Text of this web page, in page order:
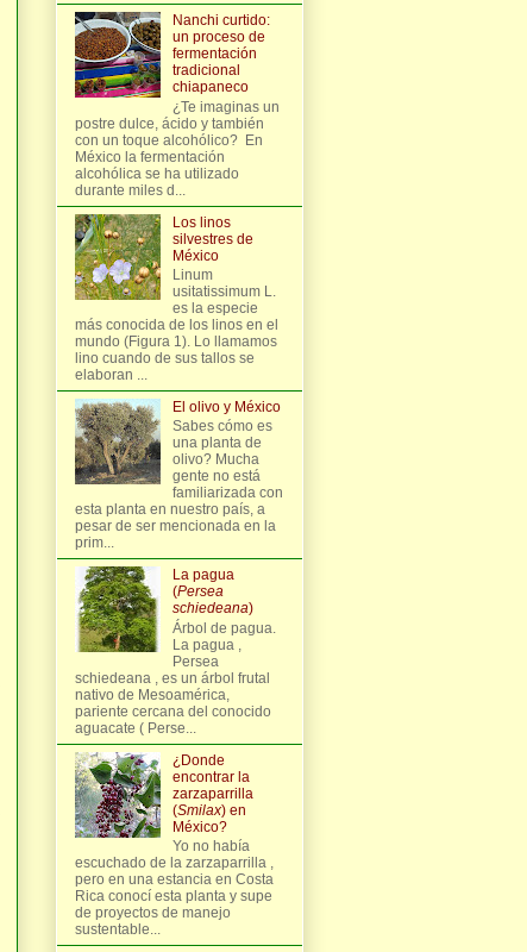
Nanchi curtido:
un proceso de
fermentación
tradicional
chiapaneco
¿Te imaginas un
postre dulce, ácido y también
con un toque alcohólico? En
México la fermentación
alcohólica se ha utilizado
durante miles d...
Los linos
silvestres de
México
Linum
usitatissimum L.
es la especie
más conocida de los linos en el
mundo (Figura 1). Lo llamamos
lino cuando de sus tallos se
elaboran ...
El olivo y México
Sabes cómo es
una planta de
olivo? Mucha
gente no está
familiarizada con
esta planta en nuestro país, a
pesar de ser mencionada en la
prim...
La pagua
(Persea
schiedeana)
Árbol de pagua.
La pagua ,
Persea
schiedeana , es un árbol frutal
nativo de Mesoamérica,
pariente cercana del conocido
aguacate ( Perse...
¿Donde
encontrar la
zarzaparrilla
(Smilax) en
México?
Yo no había
escuchado de la zarzaparrilla ,
pero en una estancia en Costa
Rica conocí esta planta y supe
de proyectos de manejo
sustentable...